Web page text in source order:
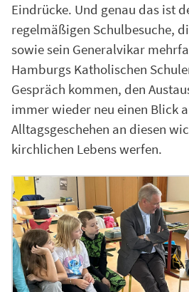
Eindrücke. Und genau das ist
regelmäßigen Schulbesuche,
sowie sein Generalvikar
Hamburgs Katholischen
Gespräch kommen, den
immer wieder neu einen Blick
Alltagsgeschehen an diesen
kirchlichen Lebens werfen.